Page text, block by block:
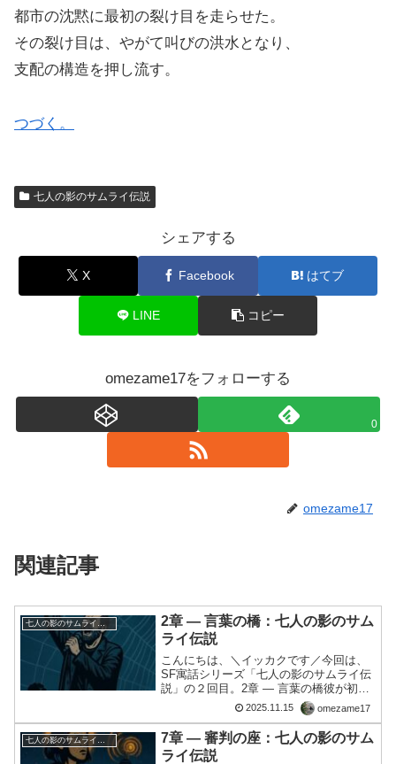
都市の沈黙に最初の裂け目を走らせた。
その裂け目は、やがて叫びの洪水となり、
支配の構造を押し流す。
つづく。
七人の影のサムライ伝説
シェアする
X Facebook はてブ
LINE コピー
omezame17をフォローする
0
omezame17
関連記事
2章 ― 言葉の橋：七人の影のサム
ライ伝説
こんにちは、＼イッカクです／今回は、
SF寓話シリーズ「七人の影のサムライ伝
説」の２回目。2章 ― 言葉の橋彼が初め
て声を挙げたのは、母親が「信用スコア
の低下」によって医療ローンを拒否され
た日だった。 病院の窓口で、冷たい声が
告げた。「あなた...
2025.11.15 omezame17
七人の影のサムライ伝説
7章 ― 審判の座：七人の影のサム
ライ伝説